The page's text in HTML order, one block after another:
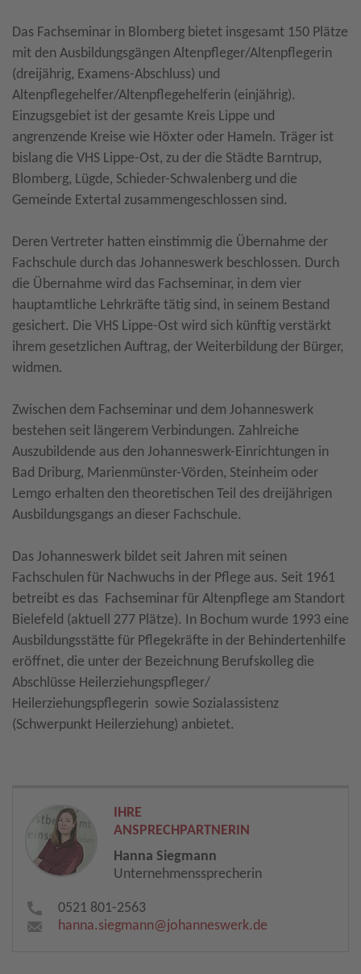
Das Fachseminar in Blomberg bietet insgesamt 150 Plätze
mit den Ausbildungsgängen Altenpfleger/Altenpflegerin
(dreijährig, Examens-Abschluss) und
Altenpflegehelfer/Altenpflegehelferin (einjährig).
Einzugsgebiet ist der gesamte Kreis Lippe und
angrenzende Kreise wie Höxter oder Hameln. Träger ist
bislang die VHS Lippe-Ost, zu der die Städte Barntrup,
Blomberg, Lügde, Schieder-Schwalenberg und die
Gemeinde Extertal zusammengeschlossen sind.
Deren Vertreter hatten einstimmig die Übernahme der
Fachschule durch das Johanneswerk beschlossen. Durch
die Übernahme wird das Fachseminar, in dem vier
hauptamtliche Lehrkräfte tätig sind, in seinem Bestand
gesichert. Die VHS Lippe-Ost wird sich künftig verstärkt
ihrem gesetzlichen Auftrag, der Weiterbildung der Bürger,
widmen.
Zwischen dem Fachseminar und dem Johanneswerk
bestehen seit längerem Verbindungen. Zahlreiche
Auszubildende aus den Johanneswerk-Einrichtungen in
Bad Driburg, Marienmünster-Vörden, Steinheim oder
Lemgo erhalten den theoretischen Teil des dreijährigen
Ausbildungsgangs an dieser Fachschule.
Das Johanneswerk bildet seit Jahren mit seinen
Fachschulen für Nachwuchs in der Pflege aus. Seit 1961
betreibt es das Fachseminar für Altenpflege am Standort
Bielefeld (aktuell 277 Plätze). In Bochum wurde 1993 eine
Ausbildungsstätte für Pflegekräfte in der Behindertenhilfe
eröffnet, die unter der Bezeichnung Berufskolleg die
Abschlüsse Heilerziehungspfleger/
Heilerziehungspflegerin sowie Sozialassistenz
(Schwerpunkt Heilerziehung) anbietet.
IHRE
ANSPRECHPARTNERIN
Hanna Siegmann
Unternehmenssprecherin
0521 801-2563
hanna.siegmann​@johanneswerk.de